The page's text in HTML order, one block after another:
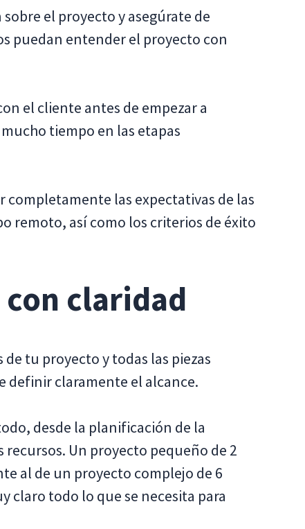
el proyecto y asegúrate de
puedan entender el proyecto con
el cliente antes de empezar a
tiempo en las etapas
completamente las expectativas de las
remoto, así como los criterios de éxito
claridad
tu proyecto y todas las piezas
definir claramente el alcance.
desde la planificación de la
Un proyecto pequeño de 2
al de un proyecto complejo de 6
claro todo lo que se necesita para